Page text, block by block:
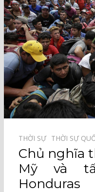
THỜI SỰ⠀ THỜI SỰ
Chủ nghĩa
Mỹ và
Honduras